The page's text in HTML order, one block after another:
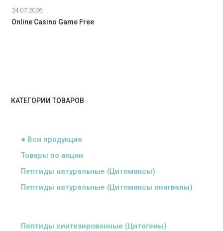
24.07.2026
Online Casino Game Free
КАТЕГОРИИ ТОВАРОВ
● Вся продукция
Товары по акции
Пептиды натуральные (Цитомаксы)
Пептиды натуральные (Цитомаксы лингвалы)
Пептиды синтезированные (Цитогены)